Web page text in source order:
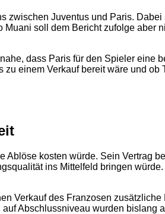
Juventus und Paris.
soll dem Bericht zufolge aber
dass Paris für den Spieler eine
einem Verkauf bereit wäre und
kosten würde. Sein Vertrag
ins Mittelfeld bringen
Verkauf des Franzosen
Abschlussniveau wurden bislang